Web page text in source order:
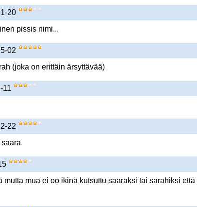
20
pissis nimi...
02
(joka on erittäin ärsyttävää)
11
22
mua ei oo ikinä kutsuttu saaraksi tai sarahiksi että